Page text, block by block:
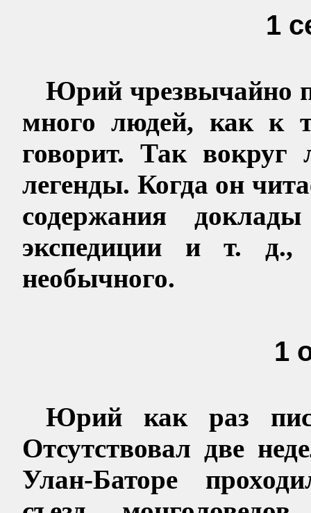
1
Юрий чрезвычайно
много людей, как к
говорит. Так
легенды. Когда он
содержания
экспедиции и т. д.,
необычного.
1
Юрий как раз
Отсутствовал две
Улан-Баторе